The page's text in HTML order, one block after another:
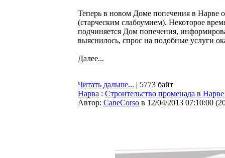
Теперь в новом Доме попечения в Нарве
(старческим слабоумием). Некоторое
подчиняется Дом попечения,
выяснилось, спрос на подобные услуги
Далее...
Читать дальше... | 5773 байт
Нарва : Строительство променада в
Автор: CaneCorso в 12/04/2013 07:10:00 (